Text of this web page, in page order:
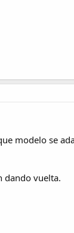
modelo se
dando vuelta.